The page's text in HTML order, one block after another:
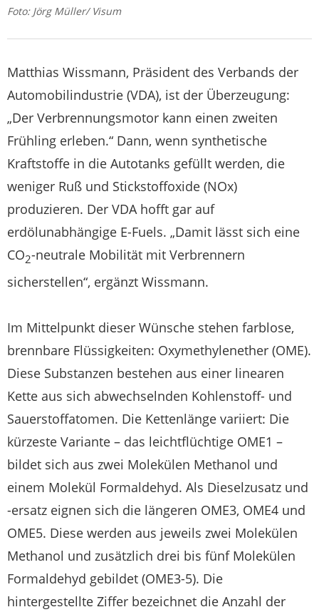
Foto: Jörg Müller/ Visum
Matthias Wissmann, Präsident des Verbands der
Automobilindustrie (VDA), ist der Überzeugung:
„Der Verbrennungsmotor kann einen zweiten
Frühling erleben.“ Dann, wenn synthetische
Kraftstoffe in die Autotanks gefüllt werden, die
weniger Ruß und Stickstoffoxide (NOx)
produzieren. Der VDA hofft gar auf
erdölunabhängige E-Fuels. „Damit lässt sich eine
CO2-neutrale Mobilität mit Verbrennern
sicherstellen“, ergänzt Wissmann.
Im Mittelpunkt dieser Wünsche stehen farblose,
brennbare Flüssigkeiten: Oxymethylenether (OME).
Diese Substanzen bestehen aus einer linearen
Kette aus sich abwechselnden Kohlenstoff- und
Sauerstoffatomen. Die Kettenlänge variiert: Die
kürzeste Variante – das leichtflüchtige OME1 –
bildet sich aus zwei Molekülen Methanol und
einem Molekül Formaldehyd. Als Dieselzusatz und
-ersatz eignen sich die längeren OME3, OME4 und
OME5. Diese werden aus jeweils zwei Molekülen
Methanol und zusätzlich drei bis fünf Molekülen
Formaldehyd gebildet (OME3-5). Die
hintergestellte Ziffer bezeichnet die Anzahl der